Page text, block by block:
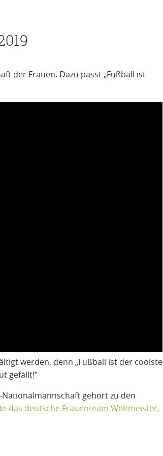
der Frauen. Dazu passt „Fußball ist
werden, denn „Fußball ist der coolste
gefällt!“
gehört zu den
das deutsche Frauenteam Weltmeister,